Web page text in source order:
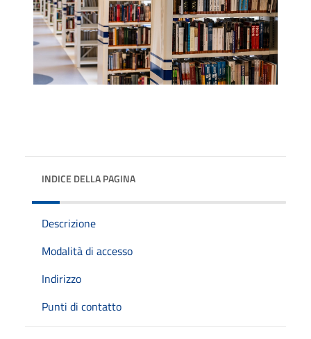
INDICE DELLA PAGINA
Descrizione
Modalità di accesso
Indirizzo
Punti di contatto